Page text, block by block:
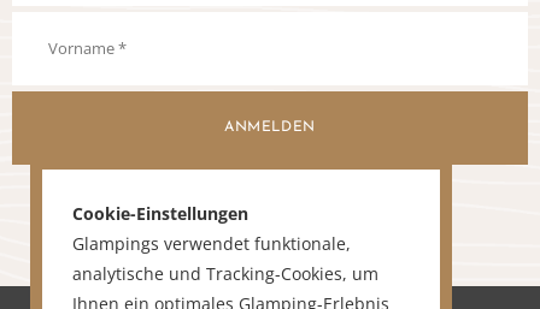
ANMELDEN
Cookie-Einstellungen
Glampings verwendet funktionale,
analytische und Tracking-Cookies, um
Ihnen ein optimales Glamping-Erlebnis